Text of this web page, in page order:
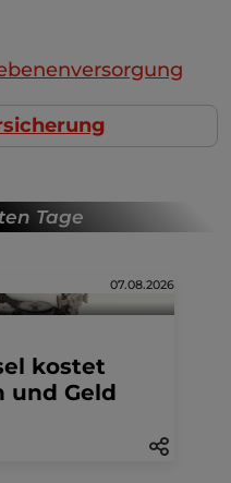
Tage
07.08.2026
kostet
und Geld